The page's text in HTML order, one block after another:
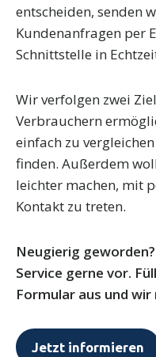
entscheiden, senden
Kundenanfragen per
Schnittstelle in
Wir verfolgen zwei
Verbrauchern
einfach zu
finden. Außerdem
leichter machen, mit
Kontakt zu treten.
Neugierig
Service gerne vor.
Formular aus und wir
Jetzt informieren